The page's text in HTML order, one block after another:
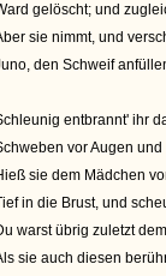
gelöscht; und
sie nimmt, und
den Schweif
entbrannt' ihr
vor Augen
sie dem Mädchen
in die Brust, und
warst übrig zuletzt
sie auch diesen